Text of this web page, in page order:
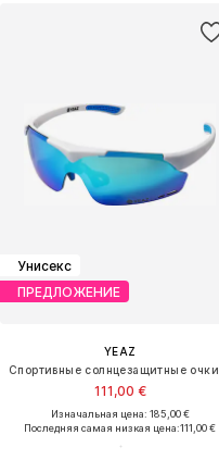
Унисекс
ПРЕДЛОЖЕНИЕ
YEAZ
111,00 €
Изначальная цена: 185,00 €
Последняя самая низкая цена:111,00 €